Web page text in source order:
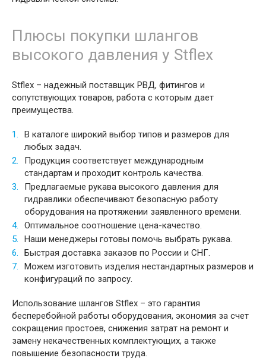
Плюсы покупки шлангов
высокого давления у Stflex
Stflex – надежный поставщик РВД, фитингов и
сопутствующих товаров, работа с которым дает
преимущества.
В каталоге широкий выбор типов и размеров для
любых задач.
Продукция соответствует международным
стандартам и проходит контроль качества.
Предлагаемые рукава высокого давления для
гидравлики обеспечивают безопасную работу
оборудования на протяжении заявленного времени.
Оптимальное соотношение цена-качество.
Наши менеджеры готовы помочь выбрать рукава.
Быстрая доставка заказов по России и СНГ.
Можем изготовить изделия нестандартных размеров и
конфигураций по запросу.
Использование шлангов Stflex – это гарантия
бесперебойной работы оборудования, экономия за счет
сокращения простоев, снижения затрат на ремонт и
замену некачественных комплектующих, а также
повышение безопасности труда.